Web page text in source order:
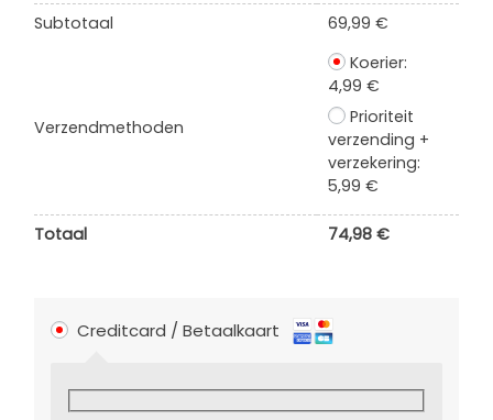
Subtotaal 69,99 €
Verzendmethoden
Koerier:
4,99 €
Prioriteit
verzending +
verzekering:
5,99 €
Totaal 74,98 €
Creditcard / Betaalkaart